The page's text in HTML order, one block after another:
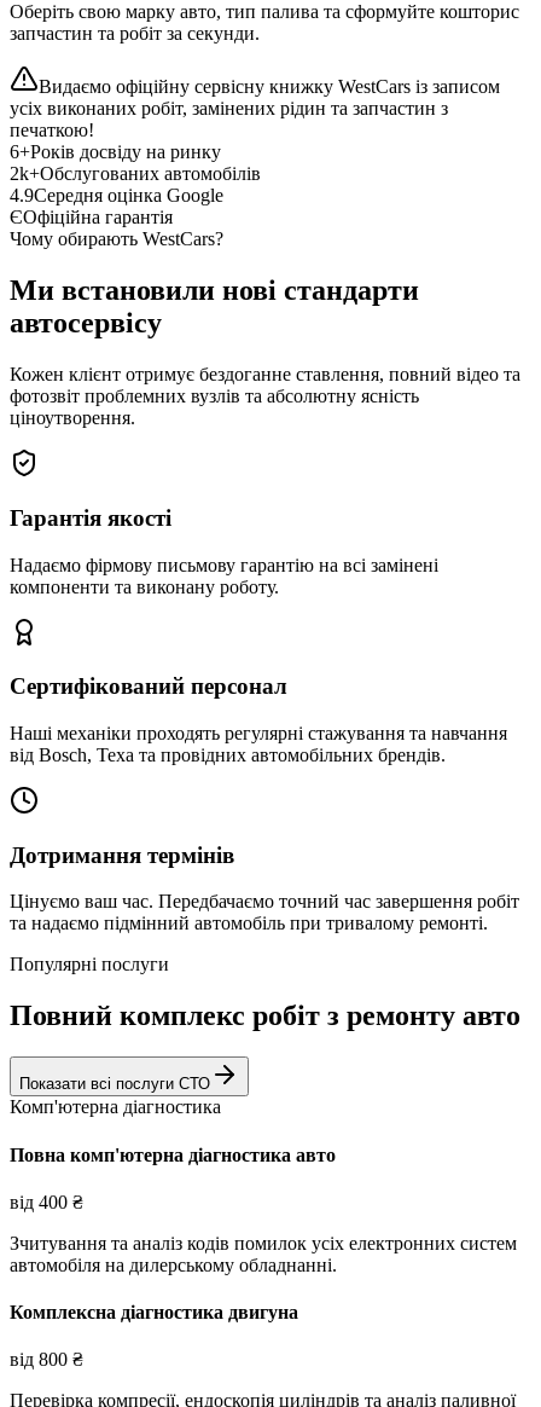
Оберіть свою марку авто, тип палива та сформуйте кошторис
запчастин та робіт за секунди.
Видаємо офіційну сервісну книжку WestCars із записом
усіх виконаних робіт, замінених рідин та запчастин з
печаткою!
6+Років досвіду на ринку
2k+Обслугованих автомобілів
4.9Середня оцінка Google
ЄОфіційна гарантія
Чому обирають WestCars?
Ми встановили нові стандарти
автосервісу
Кожен клієнт отримує бездоганне ставлення, повний відео та
фотозвіт проблемних вузлів та абсолютну ясність
ціноутворення.
Гарантія якості
Надаємо фірмову письмову гарантію на всі замінені
компоненти та виконану роботу.
Сертифікований персонал
Наші механіки проходять регулярні стажування та навчання
від Bosch, Texa та провідних автомобільних брендів.
Дотримання термінів
Цінуємо ваш час. Передбачаємо точний час завершення робіт
та надаємо підмінний автомобіль при тривалому ремонті.
Популярні послуги
Повний комплекс робіт з ремонту авто
Показати всі послуги СТО
Комп'ютерна діагностика
Повна комп'ютерна діагностика авто
від 400 ₴
Зчитування та аналіз кодів помилок усіх електронних систем
автомобіля на дилерському обладнанні.
Комплексна діагностика двигуна
від 800 ₴
Перевірка компресії, ендоскопія циліндрів та аналіз паливної